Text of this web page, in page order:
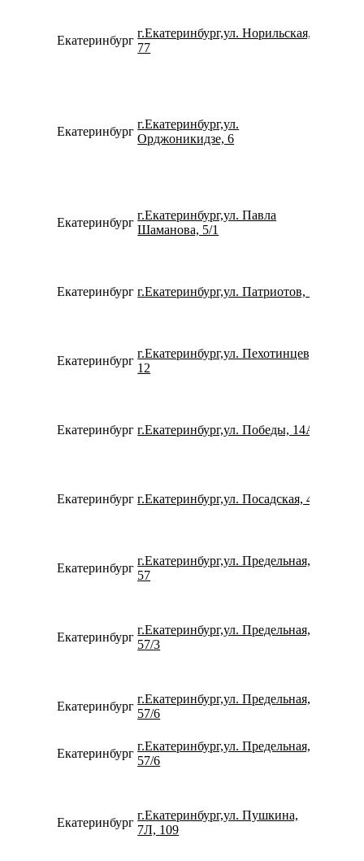
Екатеринбург
г.Екатеринбург,ул. Норильская,
77
Екатеринбург
г.Екатеринбург,ул.
Орджоникидзе, 6
Екатеринбург
г.Екатеринбург,ул. Павла
Шаманова, 5/1
Екатеринбург г.Екатеринбург,ул. Патриотов, 1
Екатеринбург
г.Екатеринбург,ул. Пехотинцев,
12
Екатеринбург г.Екатеринбург,ул. Победы, 14А
Екатеринбург г.Екатеринбург,ул. Посадская, 43
Екатеринбург
г.Екатеринбург,ул. Предельная,
57
Екатеринбург
г.Екатеринбург,ул. Предельная,
57/3
Екатеринбург
г.Екатеринбург,ул. Предельная,
57/6
Екатеринбург
г.Екатеринбург,ул. Предельная,
57/6
Екатеринбург
г.Екатеринбург,ул. Пушкина,
7Л, 109